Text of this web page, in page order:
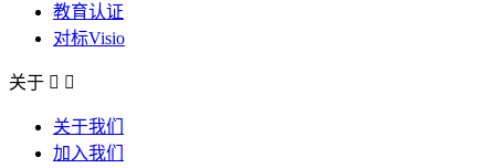
教育认证
对标Visio
关于  
关于我们
加入我们